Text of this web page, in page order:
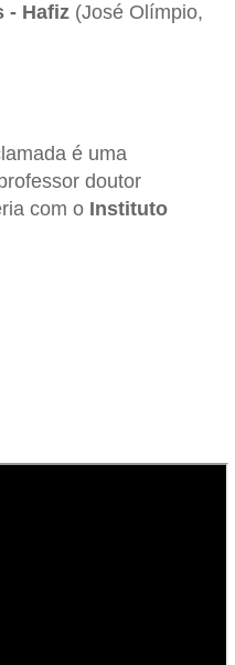
- Hafiz (José Olímpio,
é uma
doutor
com o Instituto